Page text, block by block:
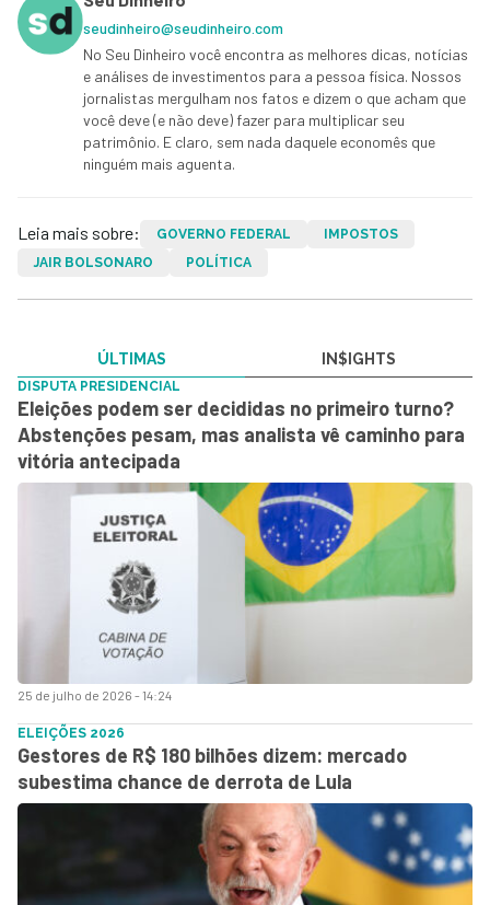
seudinheiro@seudinheiro.com
No Seu Dinheiro você encontra as melhores dicas, notícias
e análises de investimentos para a pessoa física. Nossos
jornalistas mergulham nos fatos e dizem o que acham que
você deve (e não deve) fazer para multiplicar seu
patrimônio. E claro, sem nada daquele economês que
ninguém mais aguenta.
Leia mais sobre: GOVERNO FEDERAL
IMPOSTOS
JAIR BOLSONARO
POLÍTICA
ÚLTIMAS IN$IGHTS
25 de julho de 2026 - 14:24
DISPUTA PRESIDENCIAL
Eleições podem ser decididas no primeiro turno?
Abstenções pesam, mas analista vê caminho para
vitória antecipada
ELEIÇÕES 2026
Gestores de R$ 180 bilhões dizem: mercado
subestima chance de derrota de Lula